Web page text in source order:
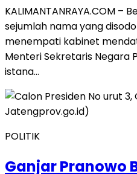
KALIMANTANRAYA.COM –
sejumlah nama yang
menempati kabinet
Menteri Sekretaris Negara
istana…
POLITIK
Ganjar Pranowo